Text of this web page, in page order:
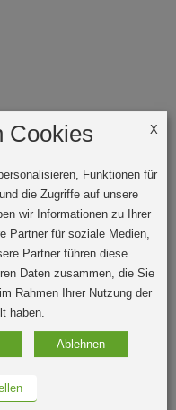
X
Cookies
Funktionen für
die Zugriffe auf unsere
wir Informationen zu Ihrer
Partner für soziale Medien,
Partner führen diese
Daten zusammen, die Sie
Rahmen Ihrer Nutzung der
haben.
Ablehnen